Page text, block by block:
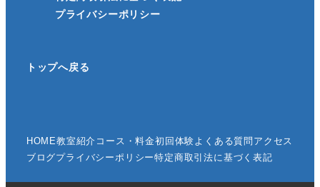
プライバシーポリシー
トップへ戻る
HOME教室紹介 コース・料金初回体験よくある質問 アクセス
ブログプライバシーポリシー特定商取引法に基づく表記